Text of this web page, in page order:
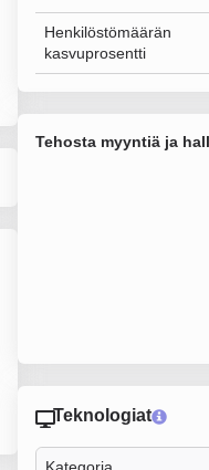
Henkilöstömäärän
kasvuprosentti
Tehosta myyntiä ja
Teknologiat